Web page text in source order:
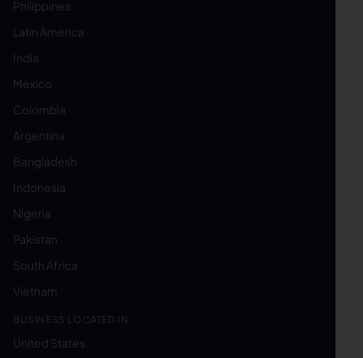
Philippines
Latin America
India
Mexico
Colombia
Argentina
Bangladesh
Indonesia
Nigeria
Pakistan
South Africa
Vietnam
BUSINESS LOCATED IN:
United States